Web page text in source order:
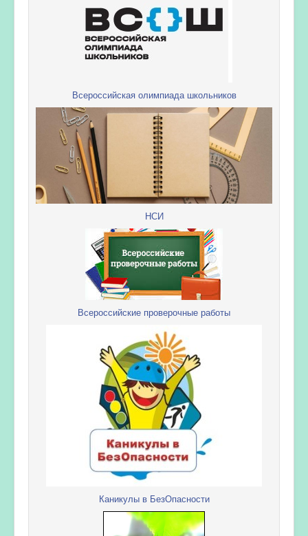
Всероссийская олимпиада школьников
НСИ
Всероссийские проверочные работы
Каникулы в БезОпасности